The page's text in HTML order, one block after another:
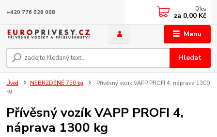
Menu
Hledat
+420 776 026 008 0 ks
za 0,00 Kč
Úvod NEBRZDĚNÉ 750 kg
Přívěsný vozík VAPP PROFI 4, náprava 1300
kg
Přívěsný vozík VAPP PROFI 4,
náprava 1300 kg